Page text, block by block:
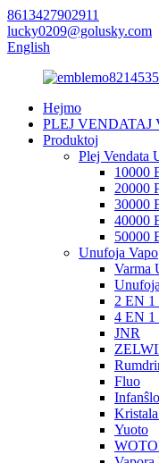
8613427902911
lucky0209@golusky.com
English
Hejmo
PLEJ VENDATAJ
Produktoj
Plej Vendata
10000
20000
30000
40000
50000
Unufoja Vapo
Varma
2 EN 1
4 EN 1
JNR
Fluo
Yuoto